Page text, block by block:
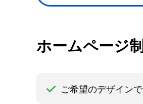
ホームページ
ご希望のデザインで